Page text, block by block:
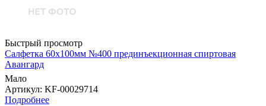
Быстрый просмотр
Салфетка 60х100мм №400 прединъекционная спиртовая
Авангард
Мало
Артикул: KF-00029714
Подробнее